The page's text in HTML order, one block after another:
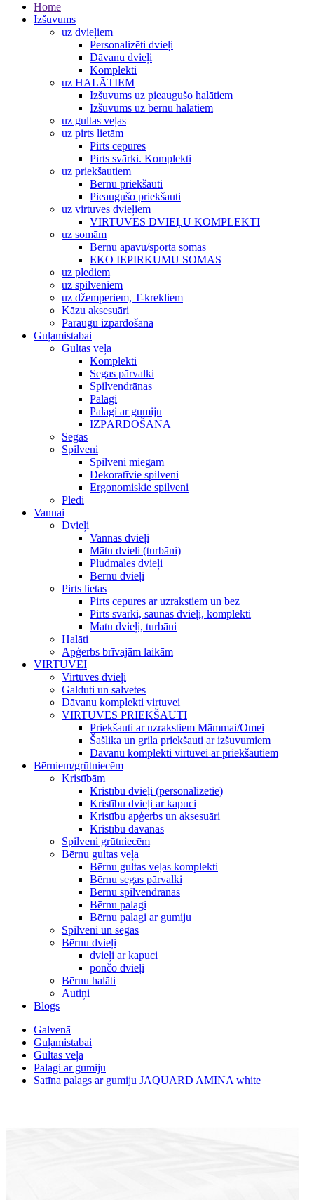
Home
Izšuvums
uz dvieļiem
Personalizēti dvieļi
Dāvanu dvieļi
Komplekti
uz HALĀTIEM
Izšuvums uz pieaugušo halātiem
Izšuvums uz bērnu halātiem
uz gultas veļas
uz pirts lietām
Pirts cepures
Pirts svārki. Komplekti
uz priekšautiem
Bērnu priekšauti
Pieaugušo priekšauti
uz virtuves dvieļiem
VIRTUVES DVIEĻU KOMPLEKTI
uz somām
Bērnu apavu/sporta somas
EKO IEPIRKUMU SOMAS
uz plediem
uz spilveniem
uz džemperiem, T-krekliem
Kāzu aksesuāri
Paraugu izpārdošana
Guļamistabai
Gultas veļa
Komplekti
Segas pārvalki
Spilvendrānas
Palagi
Palagi ar gumiju
IZPĀRDOŠANA
Segas
Spilveni
Spilveni miegam
Dekoratīvie spilveni
Ergonomiskie spilveni
Pledi
Vannai
Dvieļi
Vannas dvieļi
Mātu dvieli (turbāni)
Pludmales dvieļi
Bērnu dvieļi
Pirts lietas
Pirts cepures ar uzrakstiem un bez
Pirts svārki, saunas dvieļi, komplekti
Matu dvieļi, turbāni
Halāti
Apģerbs brīvajām laikām
VIRTUVEI
Virtuves dvieļi
Galduti un salvetes
Dāvanu komplekti virtuvei
VIRTUVES PRIEKŠAUTI
Priekšauti ar uzrakstiem Māmmai/Omei
Šašlika un grila priekšauti ar izšuvumiem
Dāvanu komplekti virtuvei ar priekšautiem
Bērniem/grūtniecēm
Kristībām
Kristību dvieļi (personalizētie)
Kristību dvieļi ar kapuci
Kristību apģerbs un aksesuāri
Kristību dāvanas
Spilveni grūtniecēm
Bērnu gultas veļa
Bērnu gultas veļas komplekti
Bērnu segas pārvalki
Bērnu spilvendrānas
Bērnu palagi
Bērnu palagi ar gumiju
Spilveni un segas
Bērnu dvieļi
dvieļi ar kapuci
pončo dvieļi
Bērnu halāti
Autiņi
Blogs
Galvenā
Guļamistabai
Gultas veļa
Palagi ar gumiju
Satīna palags ar gumiju JAQUARD AMINA white